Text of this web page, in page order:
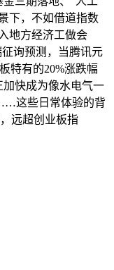
下，不如借道指数
地方经济工做会
询预测，当腾讯元
特有的20%涨跌幅
快成为像水电气一
这些日常体验的背
远超创业板指